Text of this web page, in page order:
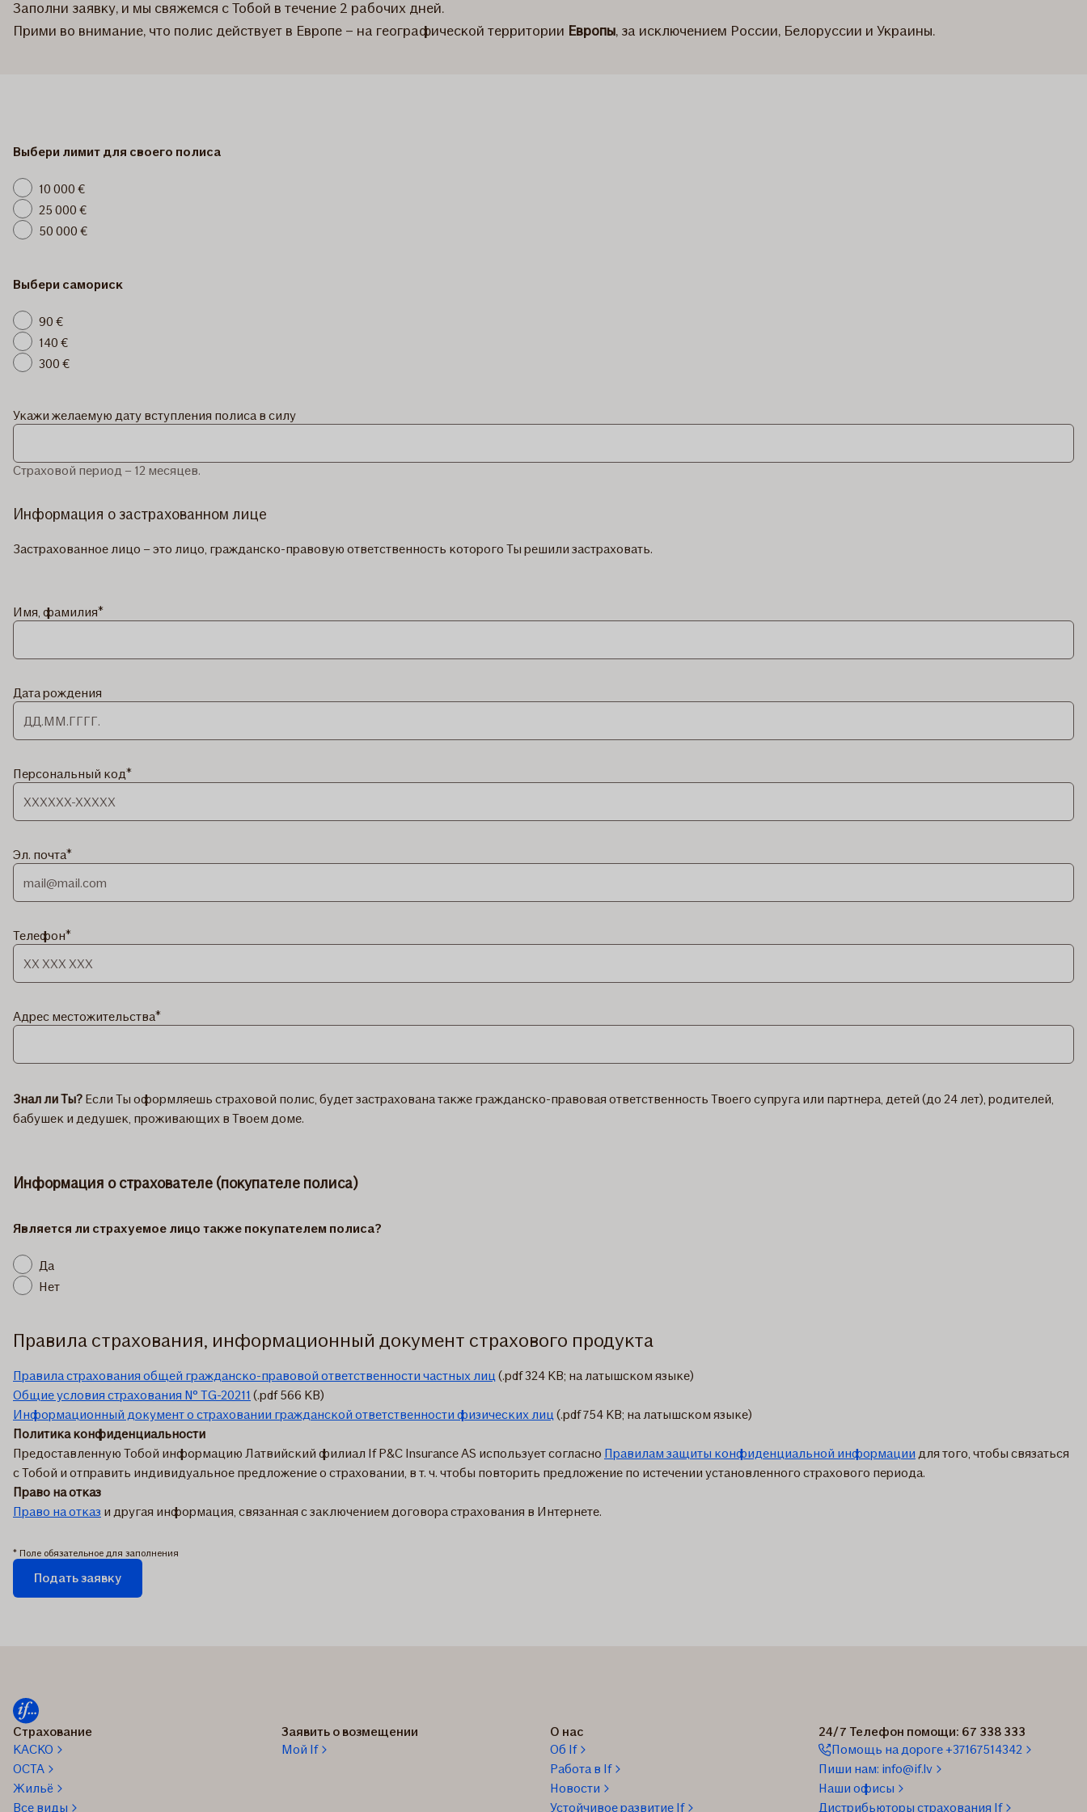
Заполни заявку, и мы свяжемся с Тобой в течение 2 рабочих дней.
Прими во внимание, что полис действует в Европе – на географической территории Европы, за исключением России, Белоруссии и Украины.
Выбери лимит для своего полиса
10 000 €
25 000 €
50 000 €
Выбери самориск
90 €
140 €
300 €
Укажи желаемую дату вступления полиса в силу
Страховой период – 12 месяцев.
Информация о застрахованном лице
Застрахованное лицо – это лицо, гражданско-правовую ответственность которого Ты решили застраховать.
Имя, фамилия
Дата рождения
Персональный код
Эл. почта
Телефон
Адрес местожительства
Знал ли Ты? Если Ты оформляешь страховой полис, будет застрахована также гражданско-правовая ответственность Твоего супруга или партнера, детей (до 24 лет), родителей,
бабушек и дедушек, проживающих в Твоем доме.
Информация о страхователе (покупателе полиса)
Является ли страхуемое лицо также покупателем полиса?
Да
Нет
Правила страхования, информационный документ страхового продукта
Правила страхования общей гражданско-правовой ответственности частных лиц(.pdf 324 KB; на латышском языке)
Общие условия страхования № TG-20211 (.pdf 566 KB)
Информационный документ о страховании гражданской ответственности физических лиц(.pdf 754 KB; на латышском языке)
Политика конфиденциальности
Предоставленную Тобой информацию Латвийский филиал If P&C Insurance AS использует согласно Правилам защиты конфиденциальной информации для того, чтобы связаться
с Тобой и отправить индивидуальное предложение о страховании, в т. ч. чтобы повторить предложение по истечении установленного страхового периода.
Право на отказ
Право на отказ и другая информация, связанная с заключением договора страхования в Интернете.
* Поле обязательное для заполнения
Подать заявку
Страхование
КАСКО
OCTA
Жильё
Все виды
Заявить о возмещении
Мой If
О нас
Об If
Работа в If
Новости
Устойчивое развитие If
24/7 Телефон помощи: 67 338 333
Помощь на дороге +37167514342
Пиши нам: info@if.lv
Наши офисы
Дистрибьюторы страхования If